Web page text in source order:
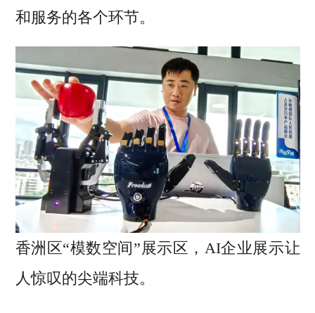
和服务的各个环节。
香洲区“模数空间”展示区，AI企业展示让
人惊叹的尖端科技。